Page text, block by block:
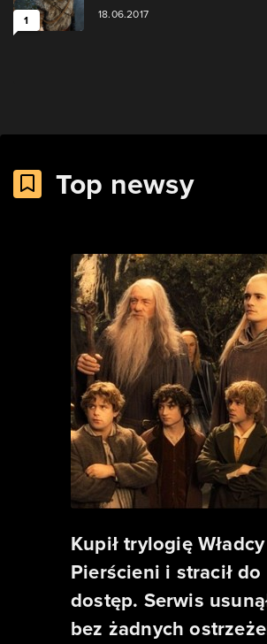
1 18.06.2017
Top newsy
Kupił trylogię Władcy
Pierścieni i stracił
dostęp. Serwis
bez żadnych